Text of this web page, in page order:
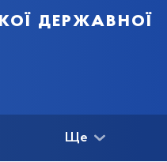
державної
Ще